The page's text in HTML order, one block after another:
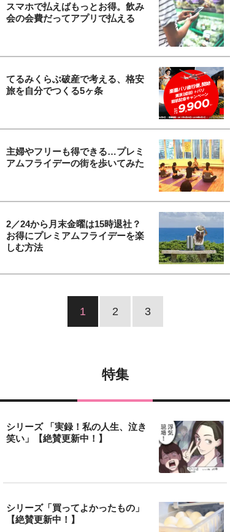
スマホで払えばもっとお得。飲み
会の会費だってアプリで払える
てるみくらぶ破産で考える、格安
旅を自分でつくる5ヶ条
主婦やフリーも得できる…プレミ
アムフライデーの街を歩いてみた
2／24から月末金曜は15時退社？
お得にプレミアムフライデーを楽
しむ方法
1 2 3
特集
シリーズ 「実録！私の人生、泣き
笑い」【絶賛更新中！】
シリーズ「買ってよかったもの」
【絶賛更新中！】